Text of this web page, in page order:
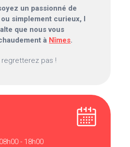
un passionné de
simplement curieux, I
que nous vous
à Nîmes.
regretterez pas !
08h00 - 18h00